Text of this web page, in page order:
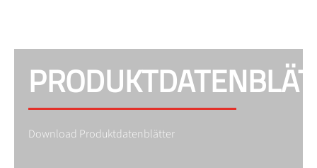
Download Produktdatenblätter